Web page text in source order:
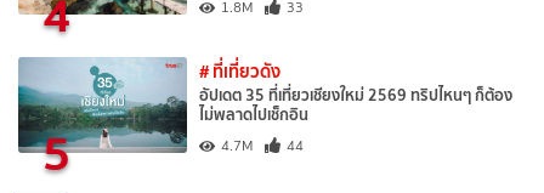
1.8M 33
5
# ที่เที่ยวดัง
อัปเดต 35 ที่เที่ยวเชียงใหม่ 2569 ทริปไหนๆ ก็ต้อง
ไม่พลาดไปเช็กอิน
4.7M 44